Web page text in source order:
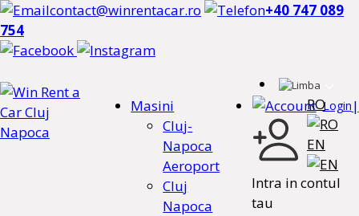
contact@winrentacar.ro
+40 747 089
754
RO
EN
Masini
Cluj-
Napoca
Aeroport
Cluj
Napoca
Login |
Intra in contul
tau